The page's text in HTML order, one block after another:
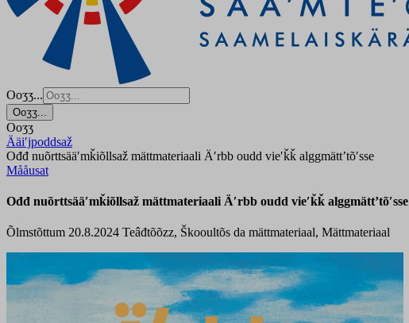
Ooʒʒ...
Ooʒʒ...
Ooʒʒ
Ääiʹjpoddsaž
Ođđ nuõrttsääʹmǩiõllsaž mättmateriaali Äʹrbb oudd vieʹǩǩ alggmätt’tõʹsse
Mååusat
Ođđ nuõrttsääʹmǩiõllsaž mättmateriaali Äʹrbb oudd vieʹǩǩ alggmätt’tõʹsse
Õlmstõttum 20.8.2024 Teâđtõõzz, Škooultõs da mättmateriaal, Mättmateriaal